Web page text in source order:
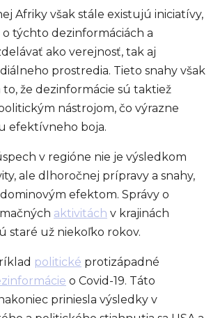
Afriky však stále existujú iniciatívy,
týchto dezinformáciách a
ako verejnosť, tak aj
prostredia. Tieto snahy však
to, že dezinformácie sú taktiež
nástrojom, čo výrazne
efektívneho boja.
v regióne nie je výsledkom
ale dlhoročnej prípravy a snahy,
efektom. Správy o
aktivitách v krajinách
staré už niekoľko rokov.
politické protizápadné
o Covid-19. Táto
priniesla výsledky v